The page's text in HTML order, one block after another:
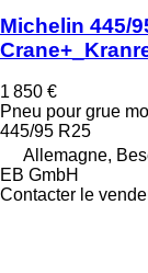
Michelin 445/
1 850 €
Pneu pour grue
445/95 R25
Allemagne,
EB GmbH
Contacter le